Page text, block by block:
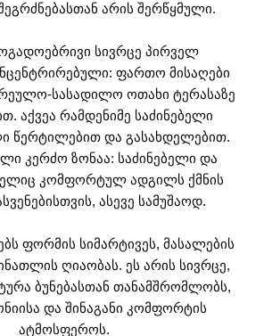
არის შერწყმული.
სივრცე პირველ
ფართო მისაღები
სასადილო ოთახი ტერასაზე
აქვეა რამდენიმე საძინებელი
წერტილებით და გასახდელებით.
კერძო ზონაა: საძინებელი და
კომფორტულ ადგილს ქმნის
ასევე სამუშაოდ.
ფორმის სიმარტივეს, მასალების
ღიაობას. ეს არის სივრცე,
ბუნებასთან თანამშრომლობს,
და შინაგანი კომფორტის
ატმოსფეროს.